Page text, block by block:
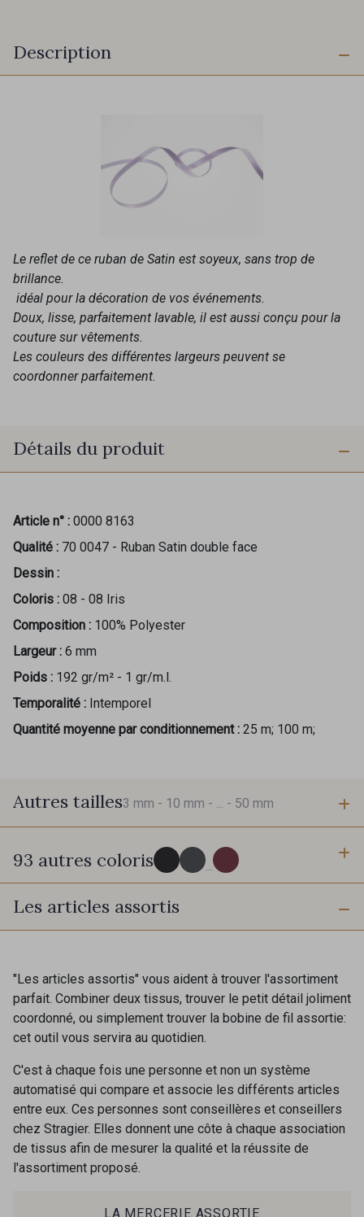
Description
Le reflet de ce ruban de Satin est soyeux, sans trop de
brillance.
idéal pour la décoration de vos événements.
Doux, lisse, parfaitement lavable, il est aussi conçu pour la
couture sur vêtements.
Les couleurs des différentes largeurs peuvent se
coordonner parfaitement.
Détails du produit
Article n° : 0000 8163
Qualité : 70 0047 - Ruban Satin double face
Dessin :
Coloris : 08 - 08 Iris
Composition : 100% Polyester
Largeur : 6 mm
Poids : 192 gr/m² - 1 gr/m.l.
Temporalité : Intemporel
Quantité moyenne par conditionnement : 25 m; 100 m;
Autres tailles3 mm - 10 mm - ... - 50 mm
3 mm 10 mm
16 mm
93 autres coloris ...
725 - 725 Noir
30 - 30 Silver 401 - 401 Blanc
405 - 405 Porcelaine 23 - 23 Natural
09 - 09 Crème
614 - 614 White Coffee
27 - 27 Beige 29 - 29 Sable
Les articles assortis
"Les articles assortis" vous aident à trouver l'assortiment
parfait. Combiner deux tissus, trouver le petit détail joliment
coordonné, ou simplement trouver la bobine de fil assortie:
cet outil vous servira au quotidien.
C'est à chaque fois une personne et non un système
automatisé qui compare et associe les différents articles
entre eux. Ces personnes sont conseillères et conseillers
chez Stragier. Elles donnent une côte à chaque association
de tissus afin de mesurer la qualité et la réussite de
l'assortiment proposé.
LA MERCERIE ASSORTIE